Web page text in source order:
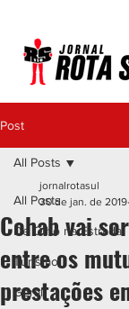
Post
All Posts
De Olho na Estrada
Turismo
Geral
All Posts
Cohab vai
entre os
prestações
jornalrotasul
30 de jan. de 2019